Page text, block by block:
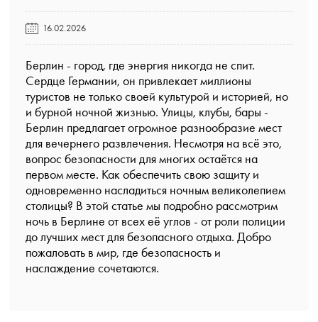
16.02.2026
Берлин - город, где энергия никогда не спит.
Сердце Германии, он привлекает миллионы
туристов не только своей культурой и историей, но
и бурной ночной жизнью. Улицы, клубы, бары -
Берлин предлагает огромное разнообразие мест
для вечернего развлечения. Несмотря на всё это,
вопрос безопасности для многих остаётся на
первом месте. Как обеспечить свою защиту и
одновременно насладиться ночным великолепием
столицы? В этой статье мы подробно рассмотрим
ночь в Берлине от всех её углов - от роли полиции
до лучших мест для безопасного отдыха. Добро
пожаловать в мир, где безопасность и
наслаждение сочетаются.